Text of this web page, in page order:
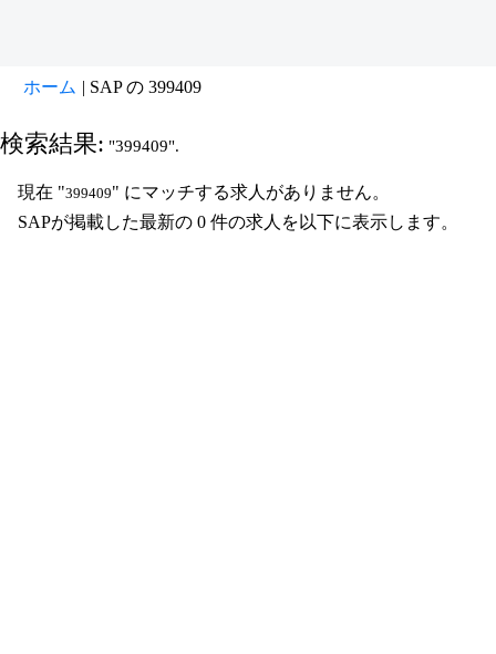
ホーム | SAP の 399409(現
ー
ジ)
検索結果: "399409".
現在 "399409" にマッチする求人がありません。
SAPが掲載した最新の 0 件の求人を以下に表示します。